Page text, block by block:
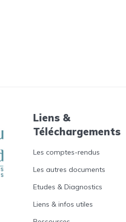
Liens &
Téléchargements
Les comptes-rendus
Les autres documents
Etudes & Diagnostics
Liens & infos utiles